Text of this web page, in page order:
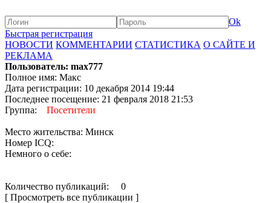
Ok
Быстрая регистрация
НОВОСТИ КОММЕНТАРИИ СТАТИСТИКА О САЙТЕ И
РЕКЛАМА
Пользователь: max777
Полное имя: Макс
Дата регистрации: 10 декабря 2014 19:44
Последнее посещение: 21 февраля 2018 21:53
Группа: Посетители
Место жительства: Минск
Номер ICQ:
Немного о себе:
Количество публикаций: 0
[ Просмотреть все публикации ]